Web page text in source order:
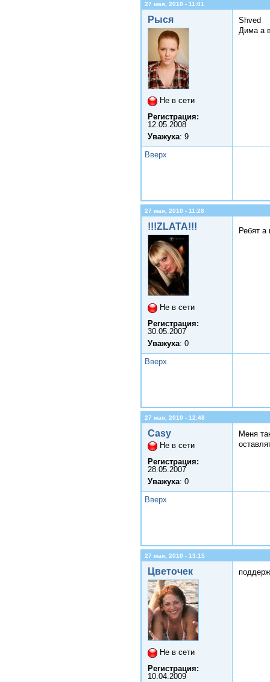
27 мая, 2010 - 11:01
Рыся
Не в сети
Регистрация:
12.05.2008
Уважуха: 9
Shved
Дима а
Вверх
27 мая, 2010 - 11:28
!!!ZLATA!!!
Не в сети
Регистрация:
30.05.2007
Уважуха: 0
Ребят а
Вверх
27 мая, 2010 - 12:48
Casy
Не в сети
Регистрация:
28.05.2007
Уважуха: 0
Меня
Вверх
27 мая, 2010 - 13:15
Цветочек
Не в сети
Регистрация:
10.04.2009